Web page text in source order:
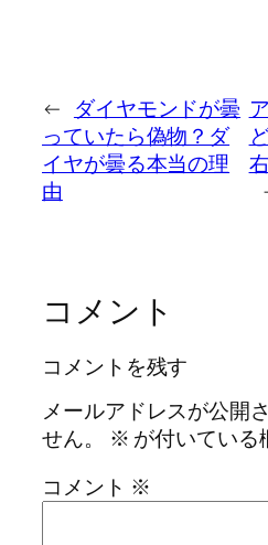
← ダイヤモンドが曇
っていたら偽物？ダ
イヤが曇る本当の理
由
コメント
コメントを残す
メールアドレスが公開
せん。
※ が付いている
コメント ※